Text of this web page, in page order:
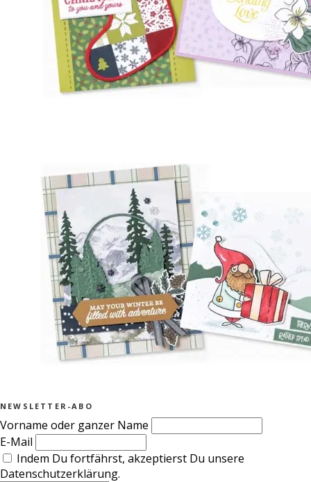
NEWSLETTER-ABO
Vorname oder ganzer Name
E-Mail
Indem Du fortfährst, akzeptierst Du unsere
Datenschutzerklärung.